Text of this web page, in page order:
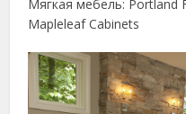
Мягкая мебель: Portland
Mapleleaf Cabinets